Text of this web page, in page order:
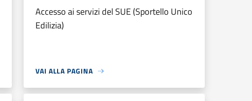
Accesso ai servizi del SUE (Sportello Unico
Edilizia)
VAI ALLA PAGINA